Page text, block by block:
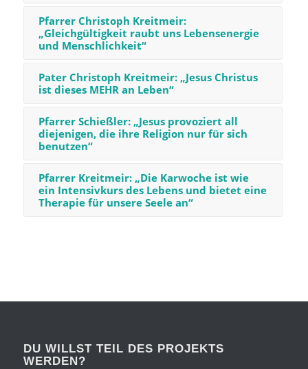
Pfarrer Christoph Kreitmeir:
„Gleichgültigkeit raubt uns Lebensenergie
und Menschlichkeit“
Pater Christoph Kreitmeir: „Jesus Christus
ist dieses MEHR an Leben“
Pfarrer Schießler: „Jesus provoziert all
diejenigen, die ihre Religion nur für sich
benutzen“
Pfarrer Kreitmeir: „Die Karwoche ist wie
ein Intensivkurs des Lebens und bietet eine
Therapie für unsere Seele an“
DU WILLST TEIL DES PROJEKTS
WERDEN?